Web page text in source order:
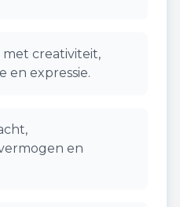
met creativiteit,
en expressie.
en